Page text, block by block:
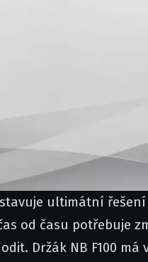
ultimátní
od času potřebuje
Držák NB F100